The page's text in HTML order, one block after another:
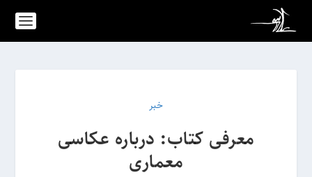
خبر
معرفی کتاب: درباره عکاسی
معماری